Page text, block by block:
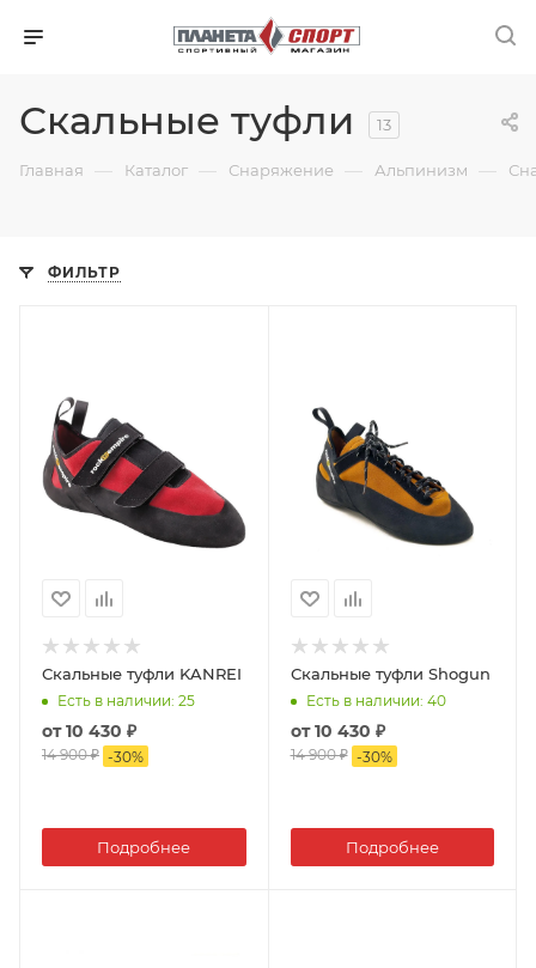
Скальные туфли 13
Главная — Каталог — Снаряжение — Альпинизм —
ФИЛЬТР
Скальные туфли KANREI
Есть в наличии: 25
от10 430 ₽
14 900 ₽ -30%
Подробнее
Скальные туфли Shogun
Есть в наличии: 40
от10 430 ₽
14 900 ₽ -30%
Подробнее